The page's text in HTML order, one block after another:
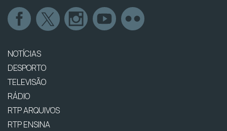
NOTÍCIAS
DESPORTO
TELEVISÃO
RÁDIO
RTP ARQUIVOS
RTP ENSINA